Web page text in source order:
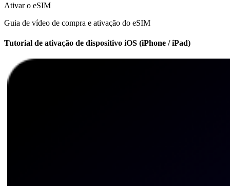
Ativar o eSIM
Guia de vídeo de compra e ativação do eSIM
Tutorial de ativação de dispositivo iOS (iPhone / iPad)